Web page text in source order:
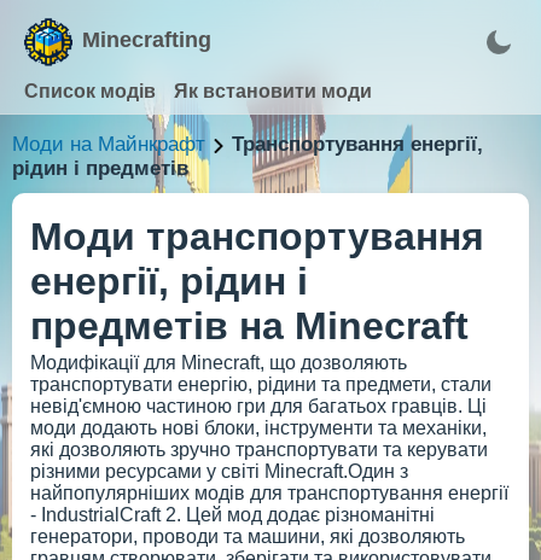
Minecrafting
Список модів Як встановити моди
Моди на Майнкрафт
Транспортування енергії,
рідин і предметів
Моди транспортування
енергії, рідин і
предметів на Minecraft
Модифікації для Minecraft, що дозволяють
транспортувати енергію, рідини та предмети, стали
невід'ємною частиною гри для багатьох гравців. Ці
моди додають нові блоки, інструменти та механіки,
які дозволяють зручно транспортувати та керувати
різними ресурсами у світі Minecraft.Один з
найпопулярніших модів для транспортування енергії
- IndustrialCraft 2. Цей мод додає різноманітні
генератори, проводи та машини, які дозволяють